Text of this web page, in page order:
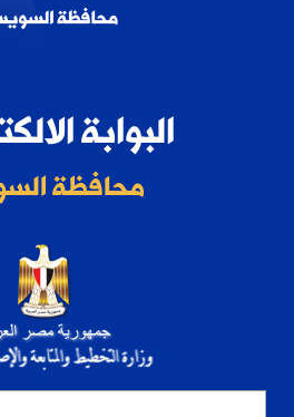
البوابة
محافظة